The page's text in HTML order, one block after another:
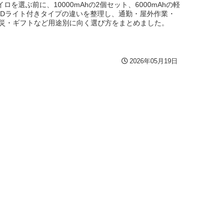
ロを選ぶ前に、10000mAhの2個セット、6000mAhの軽
ライト付きタイプの違いを整理し、通勤・屋外作業・
・ギフトなど用途別に向く選び方をまとめました。
2026年05月19日